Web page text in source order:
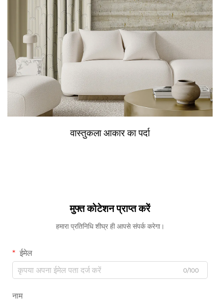
वास्तुकला आकार का पर्दा
मुफ्त कोटेशन प्राप्त करें
हमारा प्रतिनिधि शीघ्र ही आपसे संपर्क करेगा।
ईमेल
0/100
नाम